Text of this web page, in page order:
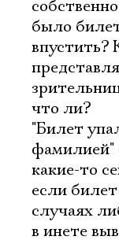
было
впустить?
что ли?
"Билет
фамилией"
какие-то
если
случаях
в инете